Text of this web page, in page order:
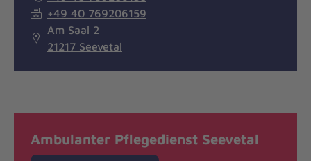
+49 40 769206159
Am Saal 2
21217 Seevetal
Ambulanter Pflegedienst Seevetal